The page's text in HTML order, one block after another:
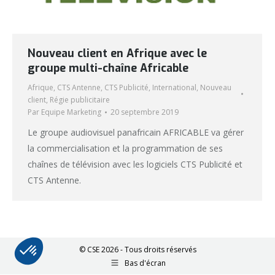
Nouveau client en Afrique avec le
groupe multi-chaîne Africable
Afrique, CTS Antenne, CTS Publicité, International, Nouveau
client, Régie publicitaire
Par Equipe Marketing 20 septembre 2019
Le groupe audiovisuel panafricain AFRICABLE va gérer
la commercialisation et la programmation de ses
chaînes de télévision avec les logiciels CTS Publicité et
CTS Antenne.
© CSE 2026 - Tous droits réservés
Bas d'écran